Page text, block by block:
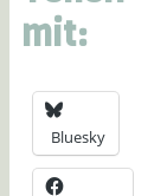
mit:
Bluesky